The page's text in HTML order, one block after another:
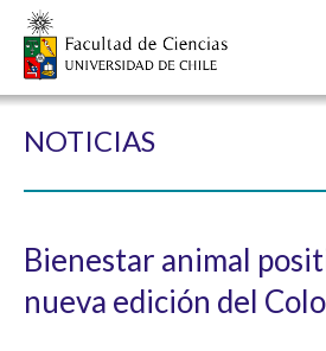
CARRERAS
NOTICIAS
Bienestar animal
nueva edición del